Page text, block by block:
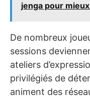
jenga pour
De nombreux
sessions
ateliers
privilégiés de
animent des